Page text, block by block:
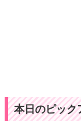
本日のピッ